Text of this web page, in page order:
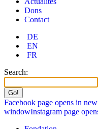
Dons
Contact
DE
EN
FR
Search:
Facebook page opens in
windowInstagram page